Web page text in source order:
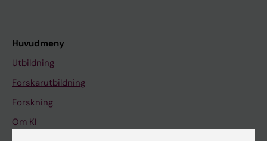
Huvudmeny
Utbildning
Forskarutbildning
Forskning
Om KI